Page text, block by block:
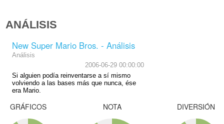
ANÁLISIS
New Super Mario Bros. - Análisis
Análisis
2006-06-29 00:00:00
Si alguien podía reinventarse a sí mismo
volviendo a las bases más que nunca, ése
era Mario.
GRÁFICOS NOTA DIVERSIÓN